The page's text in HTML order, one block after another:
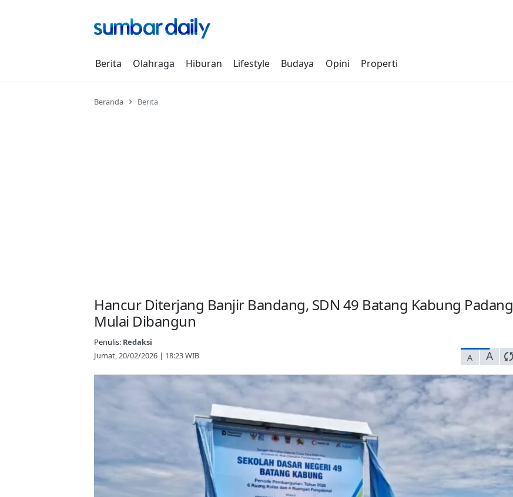
Berita Olahraga Hiburan Lifestyle Budaya Opini Properti
Beranda Berita
Hancur Diterjang Banjir Bandang, SDN 49 Batang Kabung Padang
Mulai Dibangun
Penulis: Redaksi
Jumat, 20/02/2026 | 18:23 WIB
A A